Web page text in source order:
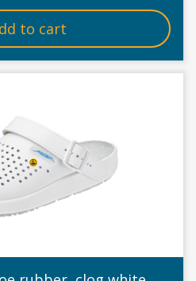
to cart